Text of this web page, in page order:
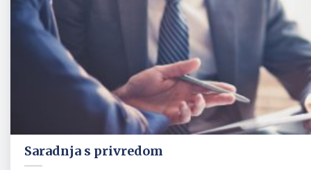
Saradnja s privredom